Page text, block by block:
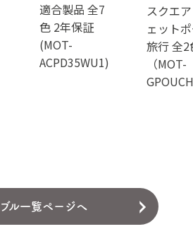
適合製品 全7
色 2年保証
(MOT-
ACPD35WU1)
スクエ
ェット
旅行 全2
（MOT-
ル一覧ページへ